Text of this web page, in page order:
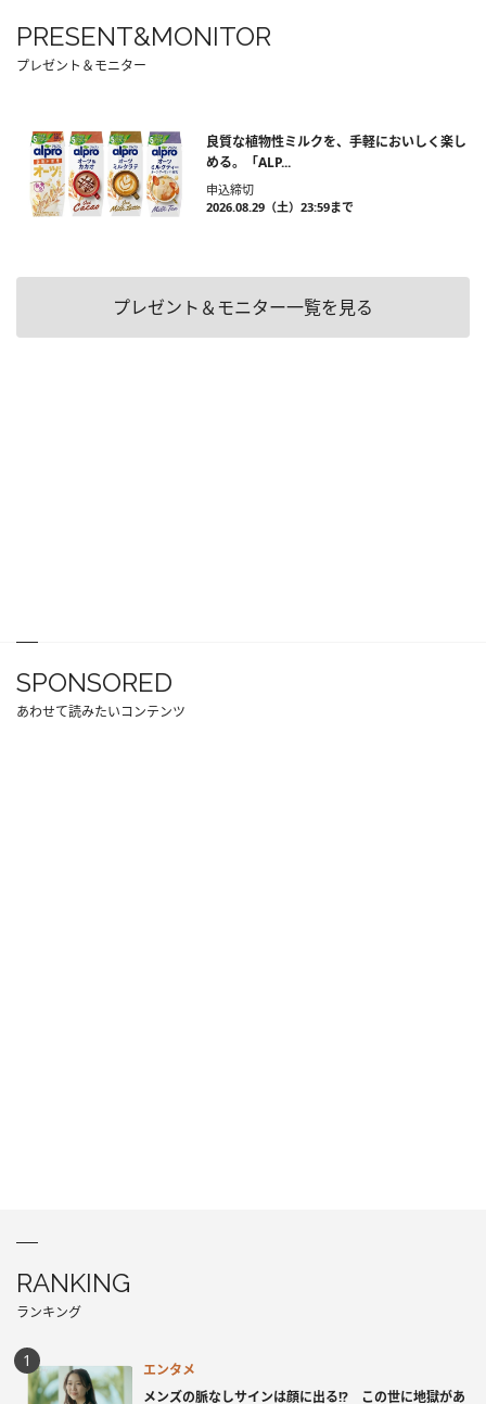
PRESENT&MONITOR
プレゼント＆モニター
良質な植物性ミルクを、手軽においしく楽し
める。「ALP...
申込締切
2026.08.29（土）23:59まで
プレゼント＆モニター一覧を見る
SPONSORED
あわせて読みたいコンテンツ
RANKING
ランキング
エンタメ
メンズの脈なしサインは顔に出る!? この世に地獄があ